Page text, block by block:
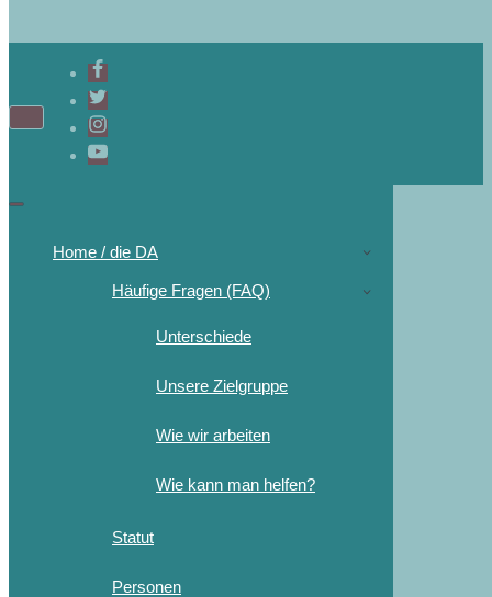
Home / die DA
Häufige Fragen (FAQ)
Unterschiede
Unsere Zielgruppe
Wie wir arbeiten
Wie kann man helfen?
Statut
Personen